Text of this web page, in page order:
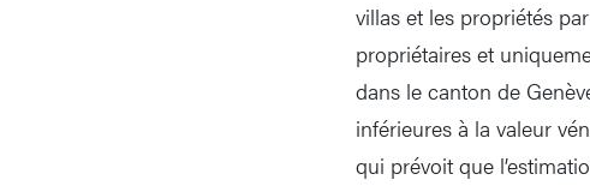
villas et les propriétés
propriétaires et
dans le canton de
inférieures à la valeur
qui prévoit que